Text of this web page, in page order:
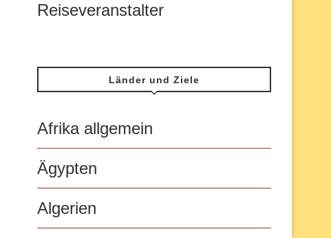
Reiseveranstalter
Länder und Ziele
Afrika allgemein
Ägypten
Algerien